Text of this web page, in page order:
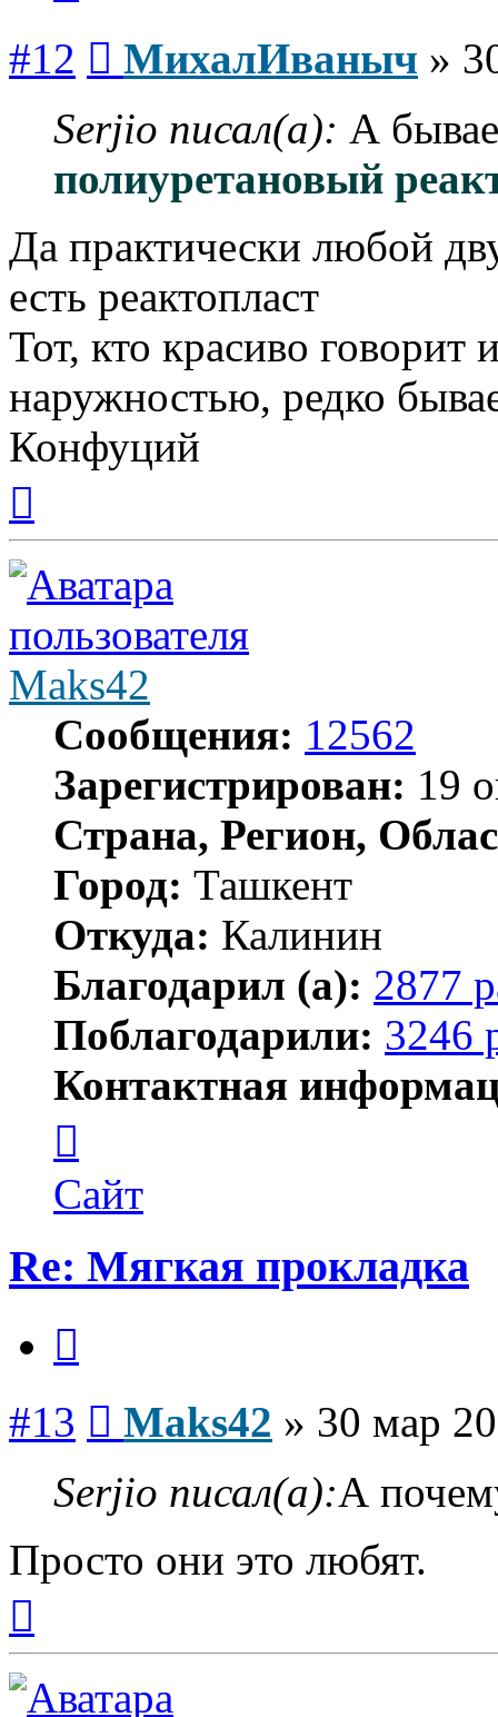
#12 МихалИваныч »
Serjio писал(а): А
полиуретановый
Да практически любой
есть реактопласт
Тот, кто красиво говорит
наружностью, редко
Конфуций
началу
Maks42
Сообщения: 12562
Зарегистрирован: 19
Страна, Регион,
Город: Ташкент
Откуда: Калинин
Благодарил (а): 2877
Поблагодарили: 3246
Контактная
пользователя
Maks42
Сайт
Re: Мягкая прокладка
#13 Maks42 » 30 мар
Serjio писал(а):А
Просто они это любят.
началу